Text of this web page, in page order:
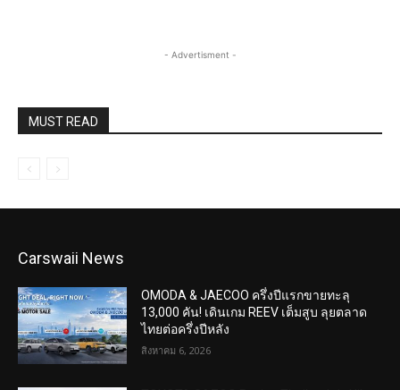
Carswaii News
OMODA & JAECOO ครึ่งปีแรกขายทะลุ
13,000 คัน! เดินเกม REEV เต็มสูบ ลุยตลาด
ไทยต่อครึ่งปีหลัง
สิงหาคม 6, 2026